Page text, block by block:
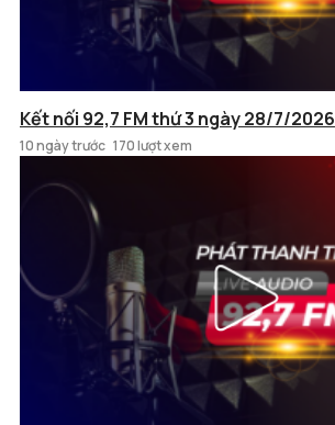
Kết nối 92,7 FM thứ 3 ngày 28/7/2026
10 ngày trước 170 lượt xem